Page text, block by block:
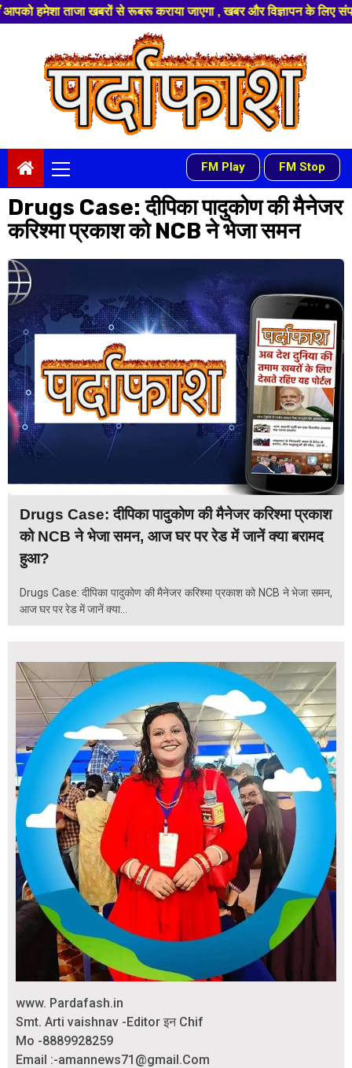
से रूबरू कराया जाएगा , खबर और विज्ञापन के लिए संपर्क करे +91
Menu
FM Play - FM Stop
Drugs Case: दीपिका पादुकोण की मैनेजर
करिश्मा प्रकाश को NCB ने भेजा समन
Drugs Case: दीपिका पादुकोण की मैनेजर करिश्मा प्रकाश
को NCB ने भेजा समन, आज घर पर रेड में जानें क्या बरामद
हुआ?
Drugs Case: दीपिका पादुकोण की मैनेजर करिश्मा प्रकाश को NCB ने भेजा समन,
आज घर पर रेड में जानें क्या...
www. Pardafash.in
Smt. Arti vaishnav -Editor इन Chif
Mo -8889928259
Email :-amannews71@gmail.Com